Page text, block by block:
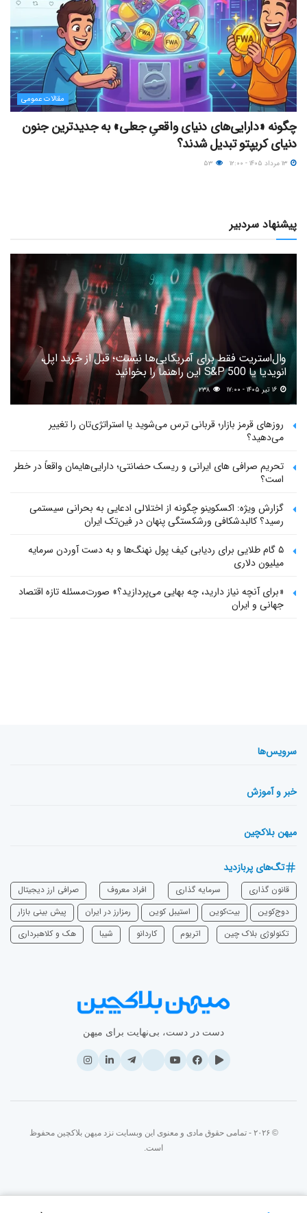
مقالات عمومی
چگونه «دارایی‌های دنیای واقعیِ جعلی» به جدیدترین جنون
دنیای کریپتو تبدیل شدند؟
پیشنهاد سردبیر
وال‌استریت فقط برای آمریکایی‌ها نیست؛ قبل از خرید اپل،
انویدیا یا S&P 500 این راهنما را بخوانید
۲۳۸
روزهای قرمز بازار؛ قربانی ترس می‌شوید یا استراتژی‌تان را تغییر
می‌دهید؟
تحریم صرافی های ایرانی و ریسک حضانتی؛ دارایی‌هایمان واقعاً در خطر
است؟
گزارش ویژه: اکسکوینو چگونه از اختلالی ادعایی به بحرانی سیستمی
رسید؟ کالبدشکافی ورشکستگی پنهان در فین‌تک ایران
۵ گام طلایی برای ردیابی کیف پول‌ نهنگ‌ها و به دست آوردن سرمایه
میلیون دلاری
«برای آنچه نیاز دارید، چه بهایی می‌پردازید؟» صورت‌مسئله تازه اقتصاد
جهانی و ایران
سرویس‌ها
خبر و آموزش
میهن بلاکچین
تگ‌های پربازدید
قانون گذاری سرمایه‌ گذاری افراد معروف
صرافی ارز دیجیتال
دوج‌کوین
بیت‌کوین استیبل کوین رمزارز در ایران
پیش بینی بازار
تکنولوژی بلاک چین
اتریوم ‌کاردانو شیبا هک و کلاهبرداری
دست در دست، بی‌نهایت برای میهن
© ۲۰۲۶ - تمامی حقوق مادی و معنوی این وبسایت نزد میهن بلاکچین محفوظ
است.